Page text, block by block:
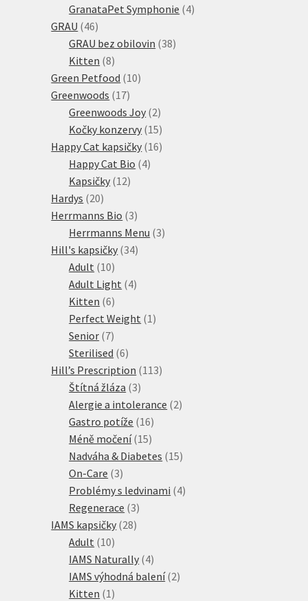
GranataPet Symphonie 44
GRAU 4646
produktů
GRAU bez obilovin 3838
Kitten 88
produktů
Green Petfood 1010
Greenwoods 1717
produktů
Greenwoods Joy 22
produkty
Kočky konzervy 1515
produktů
Happy Cat kapsičky 1616
Happy Cat Bio 44
Kapsičky 1212
Hardys 2020
produktů
Herrmanns Bio 33
produkty
Herrmanns Menu 33
Hill's kapsičky 3434
Adult 1010
produktů
Adult Light 44
Kitten 66
produktů
Perfect Weight 1 1
Senior 77
produktů
Sterilised 66
produktů
Hill’s Prescription 113113
Štítná žláza 33
produkty
Alergie a intolerance 22
Gastro potíže 1616
produktů
Méně močení 1515
produktů
Nadváha & Diabetes 1515
On-Care 33
produkty
Problémy s ledvinami 44
Regenerace 33
produkty
IAMS kapsičky 2828
Adult 1010
produktů
IAMS Naturally 44
produkty
IAMS výhodná balení 22
Kitten 1 1